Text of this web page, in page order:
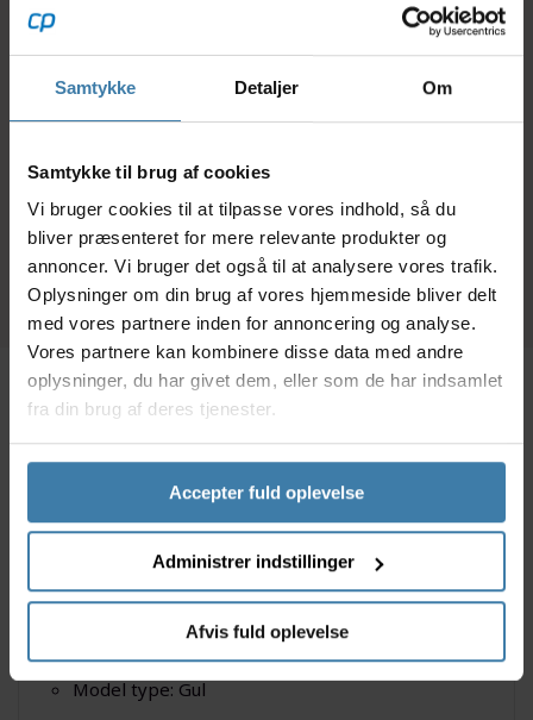
Samtykke Detaljer Om
Samtykke til brug af cookies
Vi bruger cookies til at tilpasse vores indhold, så du
bliver præsenteret for mere relevante produkter og
annoncer. Vi bruger det også til at analysere vores trafik.
Oplysninger om din brug af vores hjemmeside bliver delt
med vores partnere inden for annoncering og analyse.
Vores partnere kan kombinere disse data med andre
oplysninger, du har givet dem, eller som de har indsamlet
fra din brug af deres tjenester.
Accepter fuld oplevelse
Administrer indstillinger
Afvis fuld oplevelse
OnGear - Hjulopretter
29" hjul
+10 på lager
Muc-Off 8-1 Bike
Rengøringssæt til
cykler
+10 på lager
Beskrivelse Specifikationer
Denne fikserskive sidder udvendigt i højre side på
navet/akslen af Shimano Nexus gearnav og passer til
flere typer. Fikserskiven sørger for at navet og akslen
har den rette placering i gaffelenderne på cyklen.
Passer til flere Shimano Nexus gear nav
Model type: Gul